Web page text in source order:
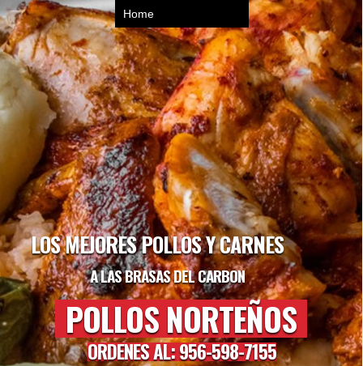
A LAS BRASAS DEL CARBON
LOS MEJORES POLLOS Y CARNES
POLLOS NORTEÑOS
ORDENES AL: 956-598-7155